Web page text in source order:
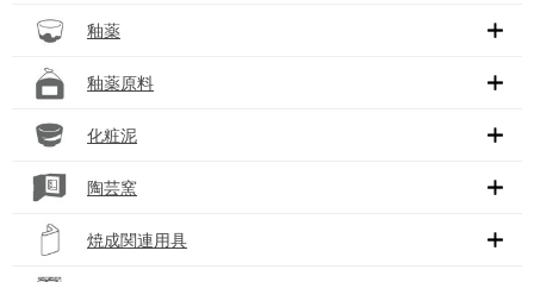
釉薬
釉薬原料
化粧泥
陶芸窯
焼成関連用具